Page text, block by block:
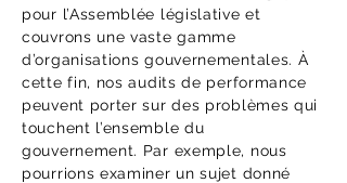
pour l’Assemblée législative et
couvrons une vaste gamme
d’organisations gouvernementales. À
cette fin, nos audits de performance
peuvent porter sur des problèmes qui
touchent l’ensemble du
gouvernement. Par exemple, nous
pourrions examiner un sujet donné